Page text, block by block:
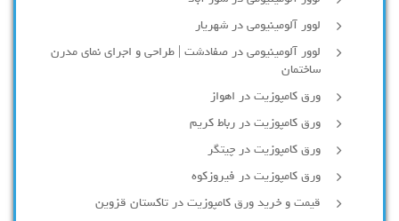
لوور آلومينيومي در شهريار
لوور آلومینیومی در صفادشت | طراحی و اجرای نمای مدرن
ساختمان
ورق کامپوزیت در اهواز
ورق کامپوزیت در رباط کریم
ورق کامپوزیت در چیتگر
ورق کامپوزیت در فیروزکوه
قیمت و خرید ورق کامپوزیت در تاکستان قزوین